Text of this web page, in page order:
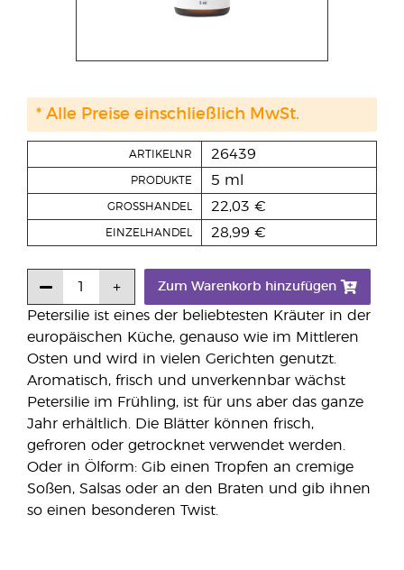
Petersilie ist eines der beliebtesten Kräuter in der
europäischen Küche, genauso wie im Mittleren
Osten und wird in vielen Gerichten genutzt.
Aromatisch, frisch und unverkennbar wächst
Petersilie im Frühling, ist für uns aber das ganze
Jahr erhältlich. Die Blätter können frisch,
gefroren oder getrocknet verwendet werden.
Oder in Ölform: Gib einen Tropfen an cremige
Soßen, Salsas oder an den Braten und gib ihnen
so einen besonderen Twist.
ARTIKELNR 26439
PRODUKTE 5 ml
GROSSHANDEL 22,03 €
EINZELHANDEL 28,99 €
Zum Warenkorb hinzufügen
* Alle Preise einschließlich MwSt.